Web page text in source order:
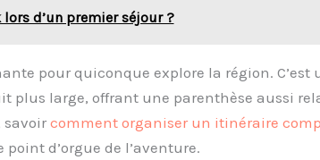
d’un premier séjour ?
pour quiconque explore la région.
plus large, offrant une parenthèse aussi
savoir comment organiser un itinéraire
d’orgue de l’aventure.